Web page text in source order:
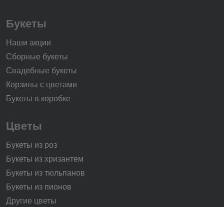
Букеты
Наши акции
Сборные букеты
Свадебные букеты
Корзины с цветами
Букеты в коробке
Цветы
Букеты из роз
Букеты из хризантем
Букеты из тюльпанов
Букеты из пионов
Другие цветы